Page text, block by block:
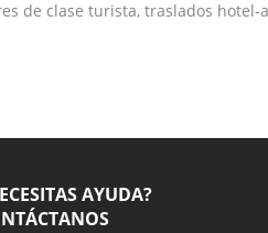
de clase turista, traslados
AYUDA?